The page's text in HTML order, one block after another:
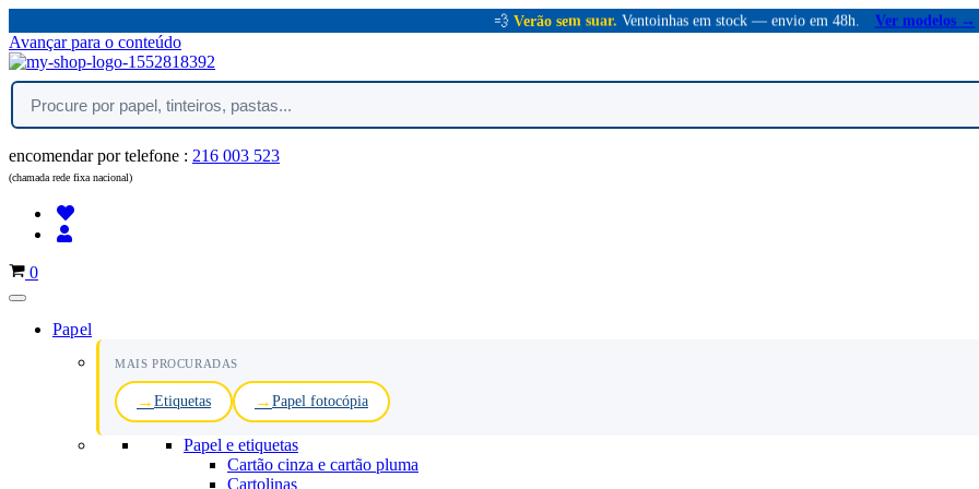
💨 Verão sem suar. Ventoinhas em stock — envio em 48h. Ver modelos →
Avançar para o conteúdo
encomendar por telefone : 216 003 523
(chamada rede fixa nacional)
Carrinho
0
Papel
MAIS PROCURADAS
Etiquetas Papel fotocópia
Papel e etiquetas
Cartão cinza e cartão pluma
Cartolinas